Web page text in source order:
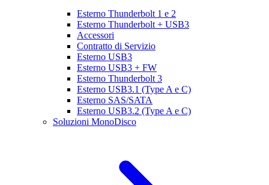
Esterno Thunderbolt 1 e 2
Esterno Thunderbolt + USB3
Accessori
Contratto di Servizio
Esterno USB3
Esterno USB3 + FW
Esterno Thunderbolt 3
Esterno USB3.1 (Type A e C)
Esterno SAS/SATA
Esterno USB3.2 (Type A e C)
Soluzioni MonoDisco